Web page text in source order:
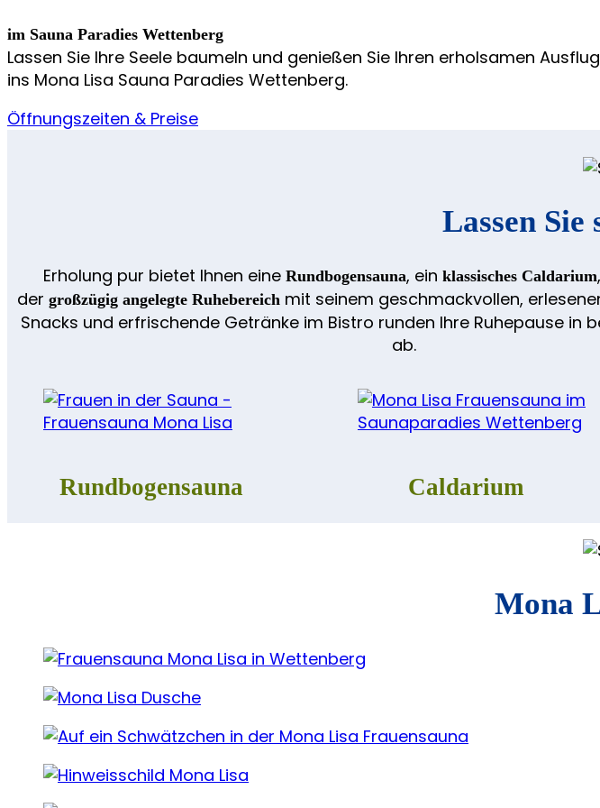
im Sauna Paradies Wettenberg
Lassen Sie Ihre Seele baumeln und genießen Sie Ihren erholsamen Ausflug
ins Mona Lisa Sauna Paradies Wettenberg.
Öffnungszeiten & Preise
Lassen Sie
Erholung pur bietet Ihnen eine Rundbogensauna, ein klassisches Caldarium
der großzügig angelegte Ruhebereichmit seinem geschmackvollen,
Snacks und erfrischende Getränke im Bistro runden Ihre Ruhepause in
ab.
Rundbogensauna Caldarium
Mona